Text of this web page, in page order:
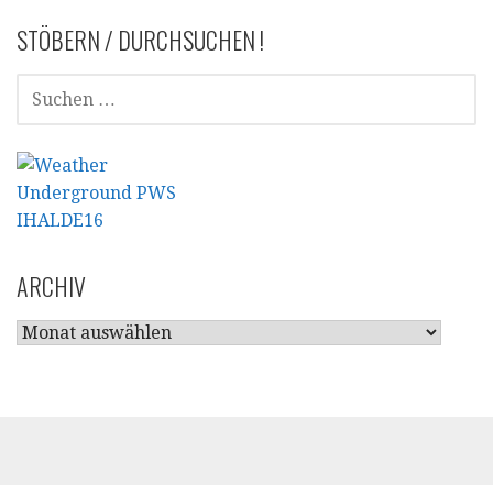
STÖBERN / DURCHSUCHEN !
SUCHEN
NACH:
ARCHIV
ARCHIV